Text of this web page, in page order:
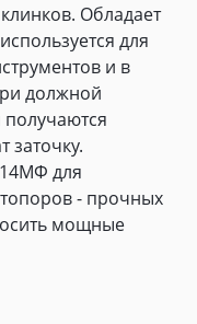
Обладает
для
и в
должной
получаются
заточку.
для
- прочных
мощные